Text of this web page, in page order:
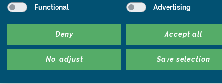
Functional Advertising
Deny Accept all
No, adjust Save selection